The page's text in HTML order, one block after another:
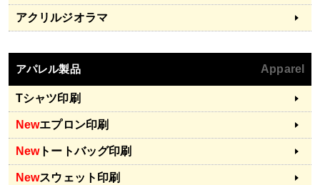
アクリルジオラマ
アパレル製品 Apparel
Tシャツ印刷
Newエプロン印刷
Newトートバッグ印刷
Newスウェット印刷